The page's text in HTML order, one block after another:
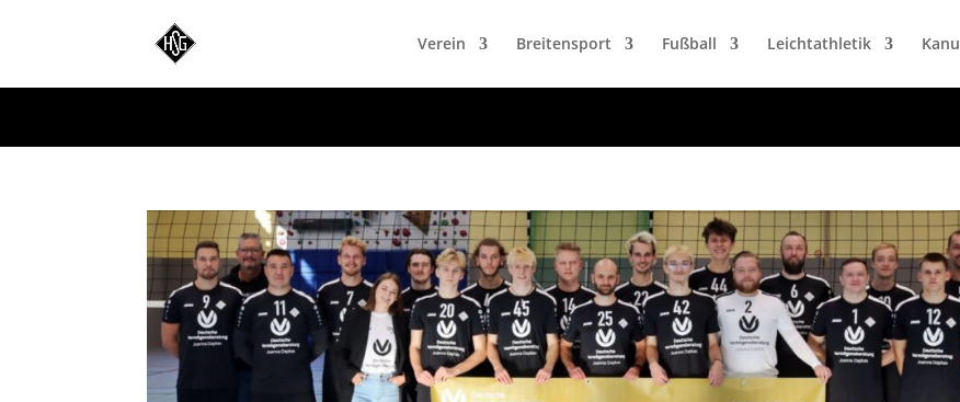
ALTER TABLE `VVy0qKI4s_blc_links` ADD UNIQUE KEY `url_hash` (`url_hash`)
Verein Breitensport Fußball Leichtathletik Kanu